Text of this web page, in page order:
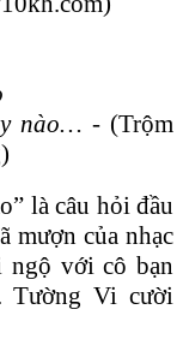
nào… - (Trộm
là câu hỏi đầu
mượn của nhạc
ngộ với cô bạn
Tường Vi cười